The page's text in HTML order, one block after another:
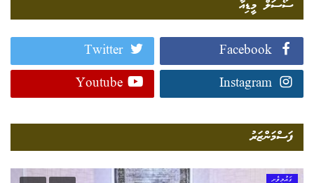
ސޯސަލް މީޑިއާ
Facebook
Twitter
Instagram
Youtube
ފަސްމަންޒަރު
ގައުމީވެށި